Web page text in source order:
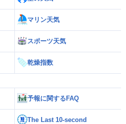
マリン天気
スポーツ天気
乾燥指数
予報に関するFAQ
The Last 10-second